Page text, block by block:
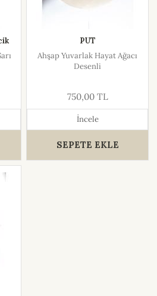
PUT
Ahşap Yuvarlak Hayat Ağacı
Desenli
750,00 TL
İncele
SEPETE EKLE